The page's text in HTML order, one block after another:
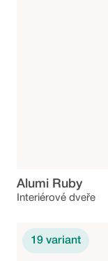
Alumi Ruby
Interiérové dveře
19 variant